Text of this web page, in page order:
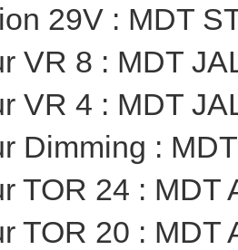
29V : MDT
VR 8 : MDT
VR 4 : MDT
Dimming :
TOR 24 :
TOR 20 :